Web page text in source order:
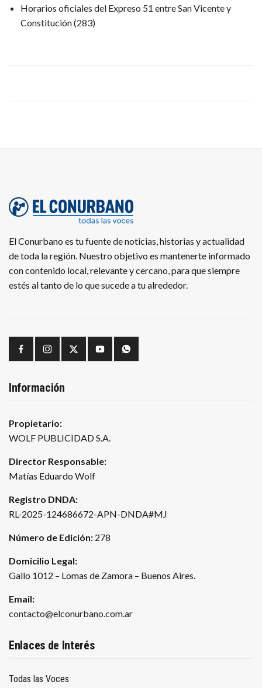
Horarios oficiales del Expreso 51 entre San Vicente y
Constitución(283)
El Conurbano es tu fuente de noticias, historias y actualidad
de toda la región. Nuestro objetivo es mantenerte informado
con contenido local, relevante y cercano, para que siempre
estés al tanto de lo que sucede a tu alrededor.
Información
Propietario:
WOLF PUBLICIDAD S.A.
Director Responsable:
Matías Eduardo Wolf
Registro DNDA:
RL-2025-124686672-APN-DNDA#MJ
Número de Edición: 278
Domicilio Legal:
Gallo 1012 – Lomas de Zamora – Buenos Aires.
Email:
contacto@elconurbano.com.ar
Enlaces de Interés
Todas las Voces